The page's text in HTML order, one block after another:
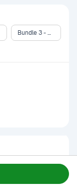
Bundle 3 - 500 gram